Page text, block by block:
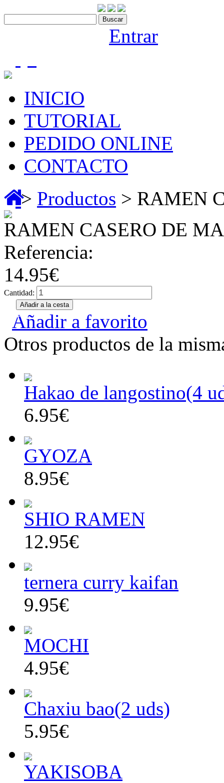
Entrar
INICIO
TUTORIAL
PEDIDO ONLINE
CONTACTO
> Productos > RAMEN
RAMEN CASERO DE
Referencia:
14.95€
Cantidad:
Añadir a favorito
Otros productos de la
Hakao de langostino(4
6.95€
GYOZA
8.95€
SHIO RAMEN
12.95€
ternera curry kaifan
9.95€
MOCHI
4.95€
Chaxiu bao(2 uds)
5.95€
YAKISOBA